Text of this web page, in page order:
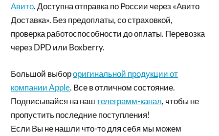
Авито. Доступна отправка по России через «Авито
Доставка». Без предоплаты, со страховкой,
проверка работоспособности до оплаты. Перевозка
через DPD или Boxberry.
Большой выбороригинальной продукции от
компании Apple. Все в отличном состояние.
Подписывайся на наштелеграмм-канал, чтобы не
пропустить последние поступления!
Если Вы не нашли что-то для себя мы можем